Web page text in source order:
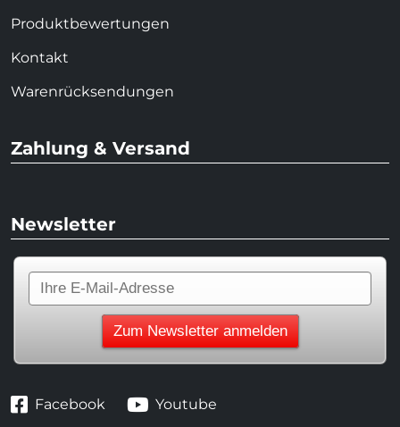
Produktbewertungen
Kontakt
Warenrücksendungen
Zahlung & Versand
Newsletter
Facebook Youtube